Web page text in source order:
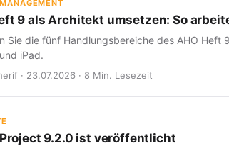
9 als Architekt umsetzen: So
Sie die fünf Handlungsbereiche des AHO Heft
iPad.
· 23.07.2026 · 8 Min. Lesezeit
9.2.0 ist veröffentlicht